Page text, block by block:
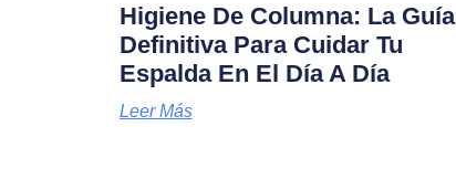
Higiene De Columna: La Guía
Definitiva Para Cuidar Tu
Espalda En El Día A Día
Leer Más